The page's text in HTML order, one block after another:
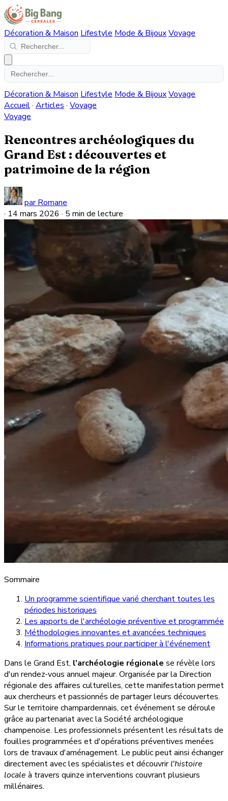
Décoration & Maison Lifestyle Mode & BijouxVoyage
Décoration & Maison Lifestyle Mode & BijouxVoyage
Accueil· Articles · Voyage
Voyage
Rencontres archéologiques du
Grand Est : découvertes et
patrimoine de la région
par Romane
· 14 mars 2026 · 5 min de lecture
Sommaire
Un programme scientifique varié cherchant toutes les
périodes historiques
Les apports de l'archéologie préventive et programmée
Méthodologies innovantes et avancées techniques
Informations pratiques pour participer à l'événement
Dans le Grand Est, l'archéologie régionale se révèle lors
d'un rendez-vous annuel majeur. Organisée par la Direction
régionale des affaires culturelles, cette manifestation permet
aux chercheurs et passionnés de partager leurs découvertes.
Sur le territoire champardennais, cet événement se déroule
grâce au partenariat avec la Société archéologique
champenoise. Les professionnels présentent les résultats de
fouilles programmées et d'opérations préventives menées
lors de travaux d'aménagement. Le public peut ainsi échanger
directement avec les spécialistes et découvrirl'histoire
locale à travers quinze interventions couvrant plusieurs
millénaires.